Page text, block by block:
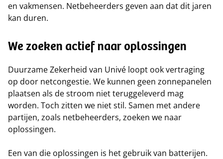
en vakmensen. Netbeheerders geven aan dat dit jaren
kan duren.
We zoeken actief naar oplossingen
Duurzame Zekerheid van Univé loopt ook vertraging
op door netcongestie. We kunnen geen zonnepanelen
plaatsen als de stroom niet teruggeleverd mag
worden. Toch zitten we niet stil. Samen met andere
partijen, zoals netbeheerders, zoeken we naar
oplossingen.
Een van die oplossingen is het gebruik van batterijen.